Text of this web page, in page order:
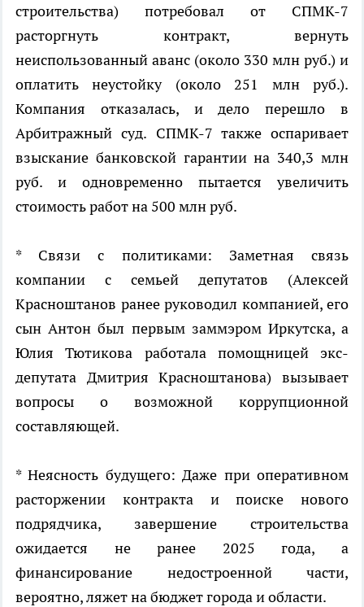
строительства) потребовал от СПМК-7
расторгнуть контракт, вернуть
неиспользованный аванс (около 330 млн руб.) и
оплатить неустойку (около 251 млн руб.).
Компания отказалась, и дело перешло в
Арбитражный суд. СПМК-7 также оспаривает
взыскание банковской гарантии на 340,3 млн
руб. и одновременно пытается увеличить
стоимость работ на 500 млн руб.
* Связи с политиками: Заметная связь
компании с семьей депутатов (Алексей
Красноштанов ранее руководил компанией, его
сын Антон был первым заммэром Иркутска, а
Юлия Тютикова работала помощницей экс-
депутата Дмитрия Красноштанова) вызывает
вопросы о возможной коррупционной
составляющей.
* Неясность будущего: Даже при оперативном
расторжении контракта и поиске нового
подрядчика, завершение строительства
ожидается не ранее 2025 года, а
финансирование недостроенной части,
вероятно, ляжет на бюджет города и области.